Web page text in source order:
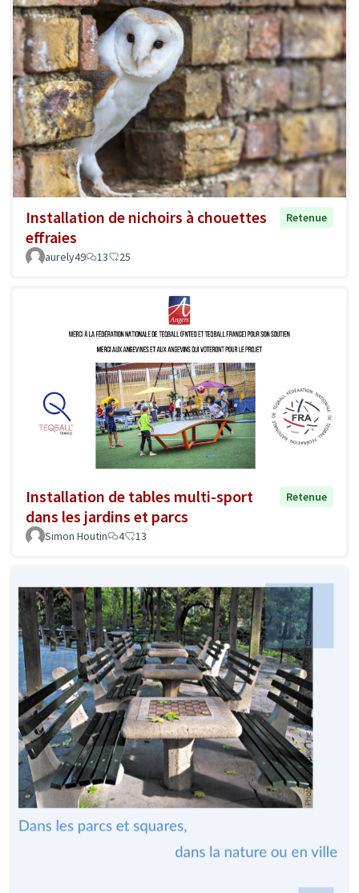
Installation de nichoirs à chouettes
effraies
Retenue
aurely49 13 25
Installation de tables multi-sport
dans les jardins et parcs
Retenue
Simon Houtin 4 13